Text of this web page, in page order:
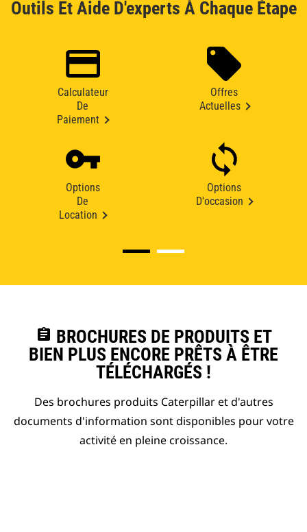
Outils Et Aide D'experts À Chaque Étape
Calculateur
De
Paiement
Offres
Actuelles
Options
De
Location
Options
D'occasion
assignment BROCHURES DE PRODUITS ET
BIEN PLUS ENCORE PRÊTS À ÊTRE
TÉLÉCHARGÉS !
Des brochures produits Caterpillar et d'autres
documents d'information sont disponibles pour votre
activité en pleine croissance.